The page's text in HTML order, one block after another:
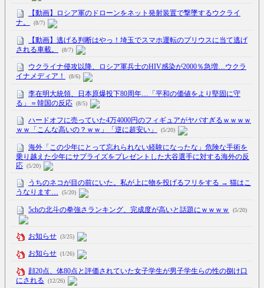
【動画】ロシア軍のドローンをネット発射装置で撃墜するウクライ
ナ。
(8/7)
【動画】逃げる判断はやっ！埼玉でスマホ運転のプリウスに当て逃げ
される車載。
(8/7)
ウクライナ侵攻以降、ロシア軍兵士のHIV感染が2000％急増…ウクラ
イナメディア！
(8/6)
李在明大統領、日本原爆投下80周年…「平和の価値をより堅固に守
る」＝韓国の反応 (8/5)
ハードオフに売っていた4万4000円のフィギュアがヤバすぎるｗｗｗｗ
ｗｗ「こんな高いの？ｗｗ」「逆に超安い」
(5/20)
海外「この少年にとって忘れられない経験になったな」危険な手術を
乗り越えた少年にサプライズをプレゼントした大谷選手に対する海外の反
応 (5/20)
うちのネコが目の前にいた。私が上に物を投げるフリをする → 猫はこ
うなります…
(5/20)
5chの北斗の拳強さランキング、完成度が高いと話題にｗｗｗｗ (5/20)
お知らせ (3/25)
お知らせ (1/26)
顔20点、体80点と評価されていた女子学生が男子学生らの性の捌け口
にされる
(12/26)